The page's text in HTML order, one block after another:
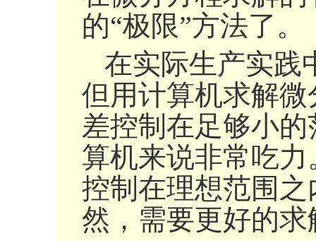
的“极限”方法了。
在实际生产实践
但用计算机求解
差控制在足够小
算机来说非常吃
控制在理想范围
然，需要更好的求